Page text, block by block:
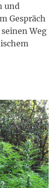
und
Gespräch
Weg